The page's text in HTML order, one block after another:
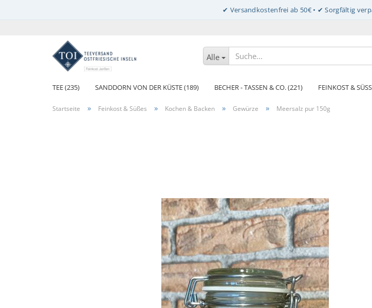
Alle
TEE (235) SANDDORN VON DER KÜSTE (189) BECHER - TASSEN & CO. (221) FEINKOST &
Startseite » Feinkost & Süßes » Kochen & Backen » Gewürze » Meersalz pur 150g